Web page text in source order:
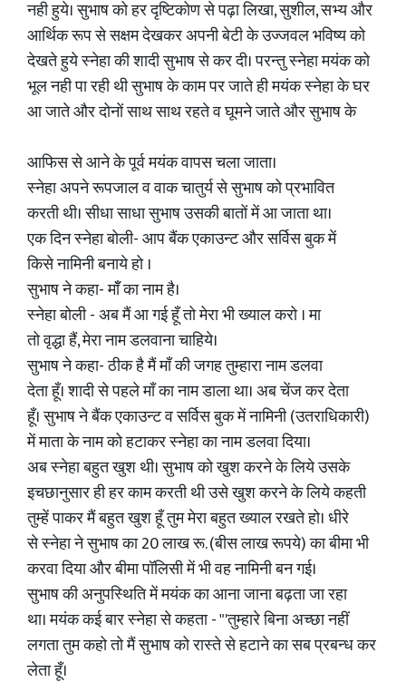
नही हुये। सुभाष को हर दृष्टिकोण से पढ़ा लिखा, सुशील, सभ्य और
आर्थिक रूप से सक्षम देखकर अपनी बेटी के उज्जवल भविष्य को
देखते हुये स्नेहा की शादी सुभाष से कर दी। परन्तु स्नेहा मयंक को
भूल नही पा रही थी सुभाष के काम पर जाते ही मयंक स्नेहा के घर
आ जाते और दोनों साथ साथ रहते व घूमने जाते और सुभाष के
आफिस से आने के पूर्व मयंक वापस चला जाता।
स्नेहा अपने रूपजाल व वाक चातुर्य से सुभाष को प्रभावित
करती थी। सीधा साधा सुभाष उसकी बातों में आ जाता था।
एक दिन स्नेहा बोली- आप बैंक एकाउन्ट और सर्विस बुक में
किसे नामिनी बनाये हो ।
सुभाष ने कहा- मॉँ का नाम है।
स्नेहा बोली - अब मैं आ गई हूँ तो मेरा भी ख्याल करो । मा
तो वृद्धा हैं, मेरा नाम डलवाना चाहिये।
सुभाष ने कहा- ठीक है मैं माँ की जगह तुम्हारा नाम डलवा
देता हूँ। शादी से पहले माँ का नाम डाला था। अब चेंज कर देता
हूँ। सुभाष ने बैंक एकाउन्ट व सर्विस बुक में नामिनी (उतराधिकारी)
में माता के नाम को हटाकर स्नेहा का नाम डलवा दिया।
अब स्नेहा बहुत खुश थी। सुभाष को खुश करने के लिये उसके
इचछानुसार ही हर काम करती थी उसे खुश करने के लिये कहती
तुम्हें पाकर मैं बहुत खुश हूँ तुम मेरा बहुत ख्याल रखते हो। धीरे
से स्नेहा ने सुभाष का 20 लाख रू. (बीस लाख रूपये) का बीमा भी
करवा दिया और बीमा पॉलिसी में भी वह नामिनी बन गई।
सुभाष की अनुपस्थिति में मयंक का आना जाना बढ़ता जा रहा
था। मयंक कई बार स्नेहा से कहता - "'तुम्हारे बिना अच्छा नहीं
लगता तुम कहो तो मैं सुभाष को रास्ते से हटाने का सब प्रबन्ध कर
लेता हूँ।